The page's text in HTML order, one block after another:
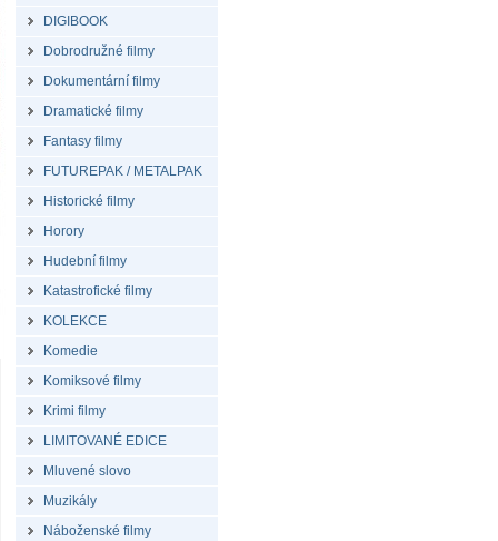
DIGIBOOK
Dobrodružné filmy
Dokumentární filmy
Dramatické filmy
Fantasy filmy
FUTUREPAK / METALPAK
Historické filmy
Horory
Hudební filmy
Katastrofické filmy
KOLEKCE
Komedie
Komiksové filmy
Krimi filmy
LIMITOVANÉ EDICE
Mluvené slovo
Muzikály
Náboženské filmy